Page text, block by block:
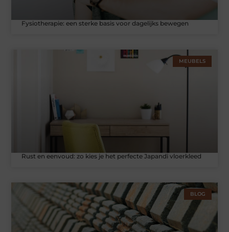
Fysiotherapie: een sterke basis voor dagelijks bewegen
MEUBELS
Rust en eenvoud: zo kies je het perfecte Japandi vloerkleed
BLOG